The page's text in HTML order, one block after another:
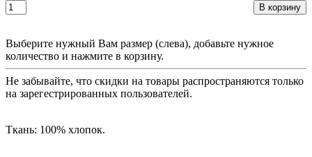
Выберите нужный Вам размер (слева), добавьте нужное
количество и нажмите в корзину.
Не забывайте, что скидки на товары распространяются только
на зарегестрированных пользователей.
Ткань: 100% хлопок.